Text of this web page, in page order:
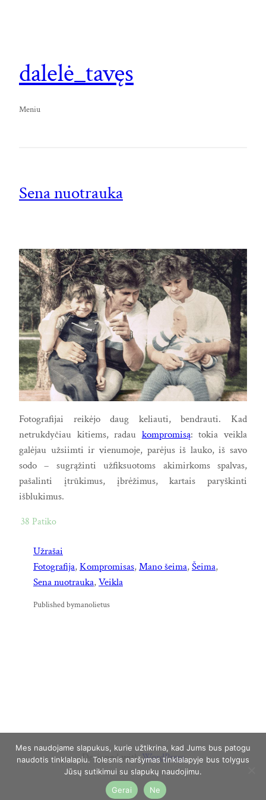
dalelė_tavęs
Meniu
Sena nuotrauka
Fotografijai reikėjo daug keliauti, bendrauti. Kad
netrukdyčiau kitiems, radau kompromisą: tokia veikla
galėjau užsiimti ir vienumoje, parėjus iš lauko, iš savo
sodo – sugrąžinti užfiksuotoms akimirkoms spalvas,
pašalinti įtrūkimus, įbrėžimus, kartais paryškinti
išblukimus.
38 Patiko
Užrašai
Fotografija, Kompromisas, Mano šeima, Šeima
Sena nuotrauka, Veikla
Published bymanolietus
Designed withWordPress
Mes naudojame slapukus, kurie užtikrina, kad Jums bus patogu
naudotis tinklalapiu. Tolesnis naršymas tinklalapyje bus tolygus
Jūsų sutikimui su slapukų naudojimu.
Gerai
Ne